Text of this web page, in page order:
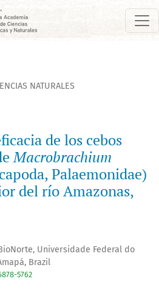
cebos para la captura de
NATURALES
de los cebos
Macrobrachium
Palaemonidae)
del río Amazonas,
Universidade Federal do
Brazil
5762